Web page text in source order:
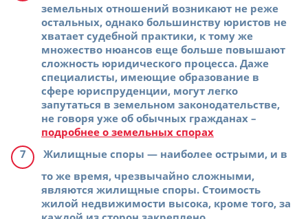
земельных отношений возникают не реже
остальных, однако большинству юристов не
хватает судебной практики, к тому же
множество нюансов еще больше повышают
сложность юридического процесса. Даже
специалисты, имеющие образование в
сфере юриспруденции, могут легко
запутаться в земельном законодательстве,
не говоря уже об обычных гражданах –
подробнее о земельных спорах
Жилищные споры — наиболее острыми, и в
то же время, чрезвычайно сложными,
являются жилищные споры. Стоимость
жилой недвижимости высока, кроме того, за